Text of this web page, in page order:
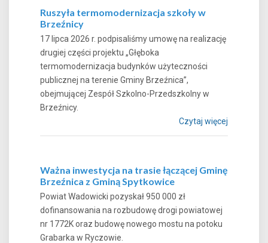
Ruszyła termomodernizacja szkoły w
Brzeźnicy
17 lipca 2026 r. podpisaliśmy umowę na realizację
drugiej części projektu „Głęboka
termomodernizacja budynków użyteczności
publicznej na terenie Gminy Brzeźnica”,
obejmującej Zespół Szkolno-Przedszkolny w
Brzeźnicy.
Czytaj więcej
Ważna inwestycja na trasie łączącej Gminę
Brzeźnica z Gminą Spytkowice
Powiat Wadowicki pozyskał 950 000 zł
dofinansowania na rozbudowę drogi powiatowej
nr 1772K oraz budowę nowego mostu na potoku
Grabarka w Ryczowie.